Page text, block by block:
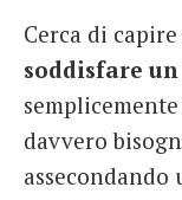
Cerca di
soddisfare
davvero